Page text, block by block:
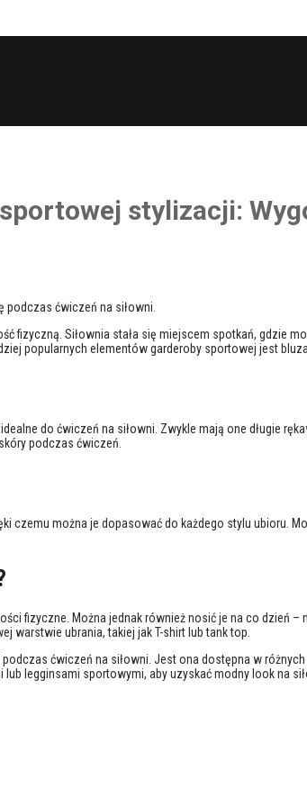
stylizacji:
podczas ćwiczeń na siłowni.
fizyczną. Siłownia stała się miejscem spotkań, gdzie
popularnych elementów garderoby sportowej jest
do ćwiczeń na siłowni. Zwykle mają one długie
podczas ćwiczeń.
można je dopasować do każdego stylu ubioru.
fizyczne. Można jednak również nosić je na co dzień
warstwie ubrania, takiej jak T-shirt lub tank top.
ćwiczeń na siłowni. Jest ona dostępna w
legginsami sportowymi, aby uzyskać modny look na